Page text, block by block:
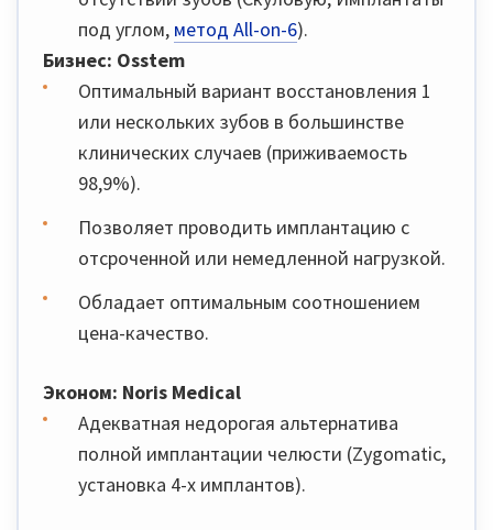
под углом, метод All-on-6).
Бизнес: Osstem
Оптимальный вариант восстановления 1
или нескольких зубов в большинстве
клинических случаев (приживаемость
98,9%).
Позволяет проводить имплантацию с
отсроченной или немедленной нагрузкой.
Обладает оптимальным соотношением
цена-качество.
Эконом: Noris Medical
Адекватная недорогая альтернатива
полной имплантации челюсти (Zygomatic,
установка 4-х имплантов).